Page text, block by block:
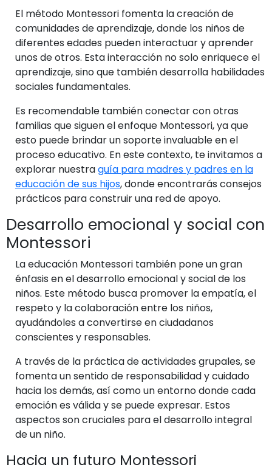
El método Montessori fomenta la creación de
comunidades de aprendizaje, donde los niños de
diferentes edades pueden interactuar y aprender
unos de otros. Esta interacción no solo enriquece el
aprendizaje, sino que también desarrolla habilidades
sociales fundamentales.
Es recomendable también conectar con otras
familias que siguen el enfoque Montessori, ya que
esto puede brindar un soporte invaluable en el
proceso educativo. En este contexto, te invitamos a
explorar nuestraguía para madres y padres en la
educación de sus hijos, donde encontrarás consejos
prácticos para construir una red de apoyo.
Desarrollo emocional y social con
Montessori
La educación Montessori también pone un gran
énfasis en el desarrollo emocional y social de los
niños. Este método busca promover la empatía, el
respeto y la colaboración entre los niños,
ayudándoles a convertirse en ciudadanos
conscientes y responsables.
A través de la práctica de actividades grupales, se
fomenta un sentido de responsabilidad y cuidado
hacia los demás, así como un entorno donde cada
emoción es válida y se puede expresar. Estos
aspectos son cruciales para el desarrollo integral
de un niño.
Hacia un futuro Montessori